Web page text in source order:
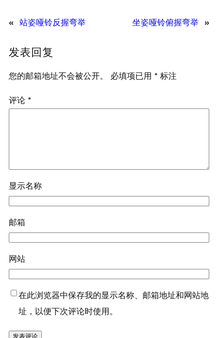
« 站姿哑铃反握弯举 坐姿哑铃俯握弯举 »
发表回复
您的邮箱地址不会被公开。 必填项已用 * 标注
评论 *
显示名称
邮箱
网站
在此浏览器中保存我的显示名称、邮箱地址和网站地
址，以便下次评论时使用。